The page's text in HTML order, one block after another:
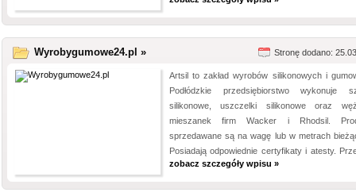
Wyrobygumowe24.pl » Stronę dodano:
Artsil to zakład wyrobów silikonowych i
Podłódzkie przedsiębiorstwo wykonuje
silikonowe, uszczelki silikonowe oraz
mieszanek firm Wacker i Rhodsil.
sprzedawane są na wagę lub w metrach
Posiadają odpowiednie certyfikaty i atesty.
zobacz szczegóły wpisu »